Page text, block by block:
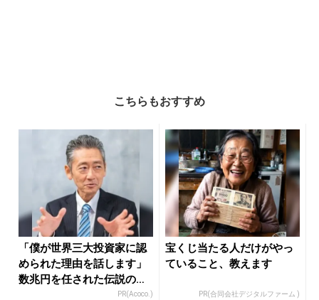
こちらもおすすめ
「僕が世界三大投資家に認
められた理由を話します」
数兆円を任された伝説の投
PR(Acoco.)
宝くじ当たる人だけがやっ
ていること、教えます
PR(合同会社デジタルファーム )